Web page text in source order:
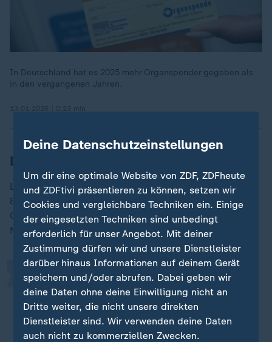
In Deutschland hat es 2025 mehr Organspender gegeben als
in den vergangenen Jahren.
Der Druck der Wartelisten
Laut dem DSO-Bericht standen am 31.12.2025 über
8.200 Menschen auf der Warteliste für eine
Organtransplantation, die meisten davon für eine
Nierenspende.
Für ganz viele schwerkranke
Menschen ist die
Organtransplantation die einzige
Möglichkeit, zu überleben.
„
Deine Datenschutzeinstellungen
Um dir eine optimale Website von ZDF, ZDFheute
und ZDFtivi präsentieren zu können, setzen wir
Cookies und vergleichbare Techniken ein. Einige
der eingesetzten Techniken sind unbedingt
erforderlich für unser Angebot. Mit deiner
Zustimmung dürfen wir und unsere Dienstleister
darüber hinaus Informationen auf deinem Gerät
speichern und/oder abrufen. Dabei geben wir
deine Daten ohne deine Einwilligung nicht an
Dritte weiter, die nicht unsere direkten
Dienstleister sind. Wir verwenden deine Daten
auch nicht zu kommerziellen Zwecken.